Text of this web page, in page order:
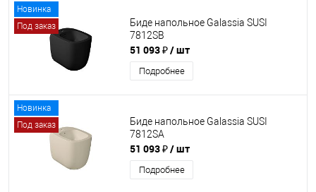
Новинка
Под заказ
Биде напольное Galassia SUSI
7812SB
51 093 ₽/ шт
Подробнее
Новинка
Под заказ
Биде напольное Galassia SUSI
7812SA
51 093 ₽/ шт
Подробнее